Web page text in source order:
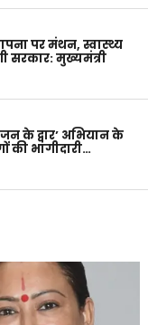
पर मंथन, स्वास्थ्य
मुख्यमंत्री
के द्वार’ अभियान के
की भागीदारी…